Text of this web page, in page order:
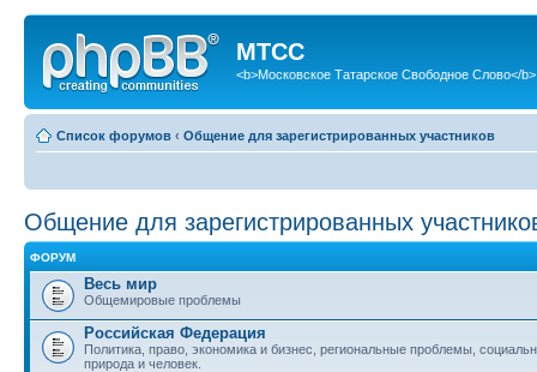
МТСС
<b>Московское Татарское Свободное Слово</b>
Список форумов ‹ Общение для зарегистрированных участников
Общение для зарегистрированных
ФОРУМ
Весь мир
Общемировые проблемы
Российская Федерация
Политика, право, экономика и бизнес, региональные проблемы,
природа и человек.